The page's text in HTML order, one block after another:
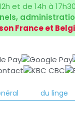
et de 14h à
France et
du linge